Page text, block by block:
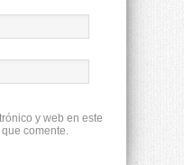
y web en este
comente.